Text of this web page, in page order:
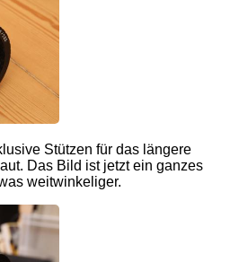
Stützen für das längere
Das Bild ist jetzt ein ganzes
weitwinkeliger.